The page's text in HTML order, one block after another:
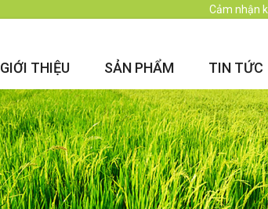
Cảm nhận
GIỚI THIỆU SẢN PHẨM TIN TỨC